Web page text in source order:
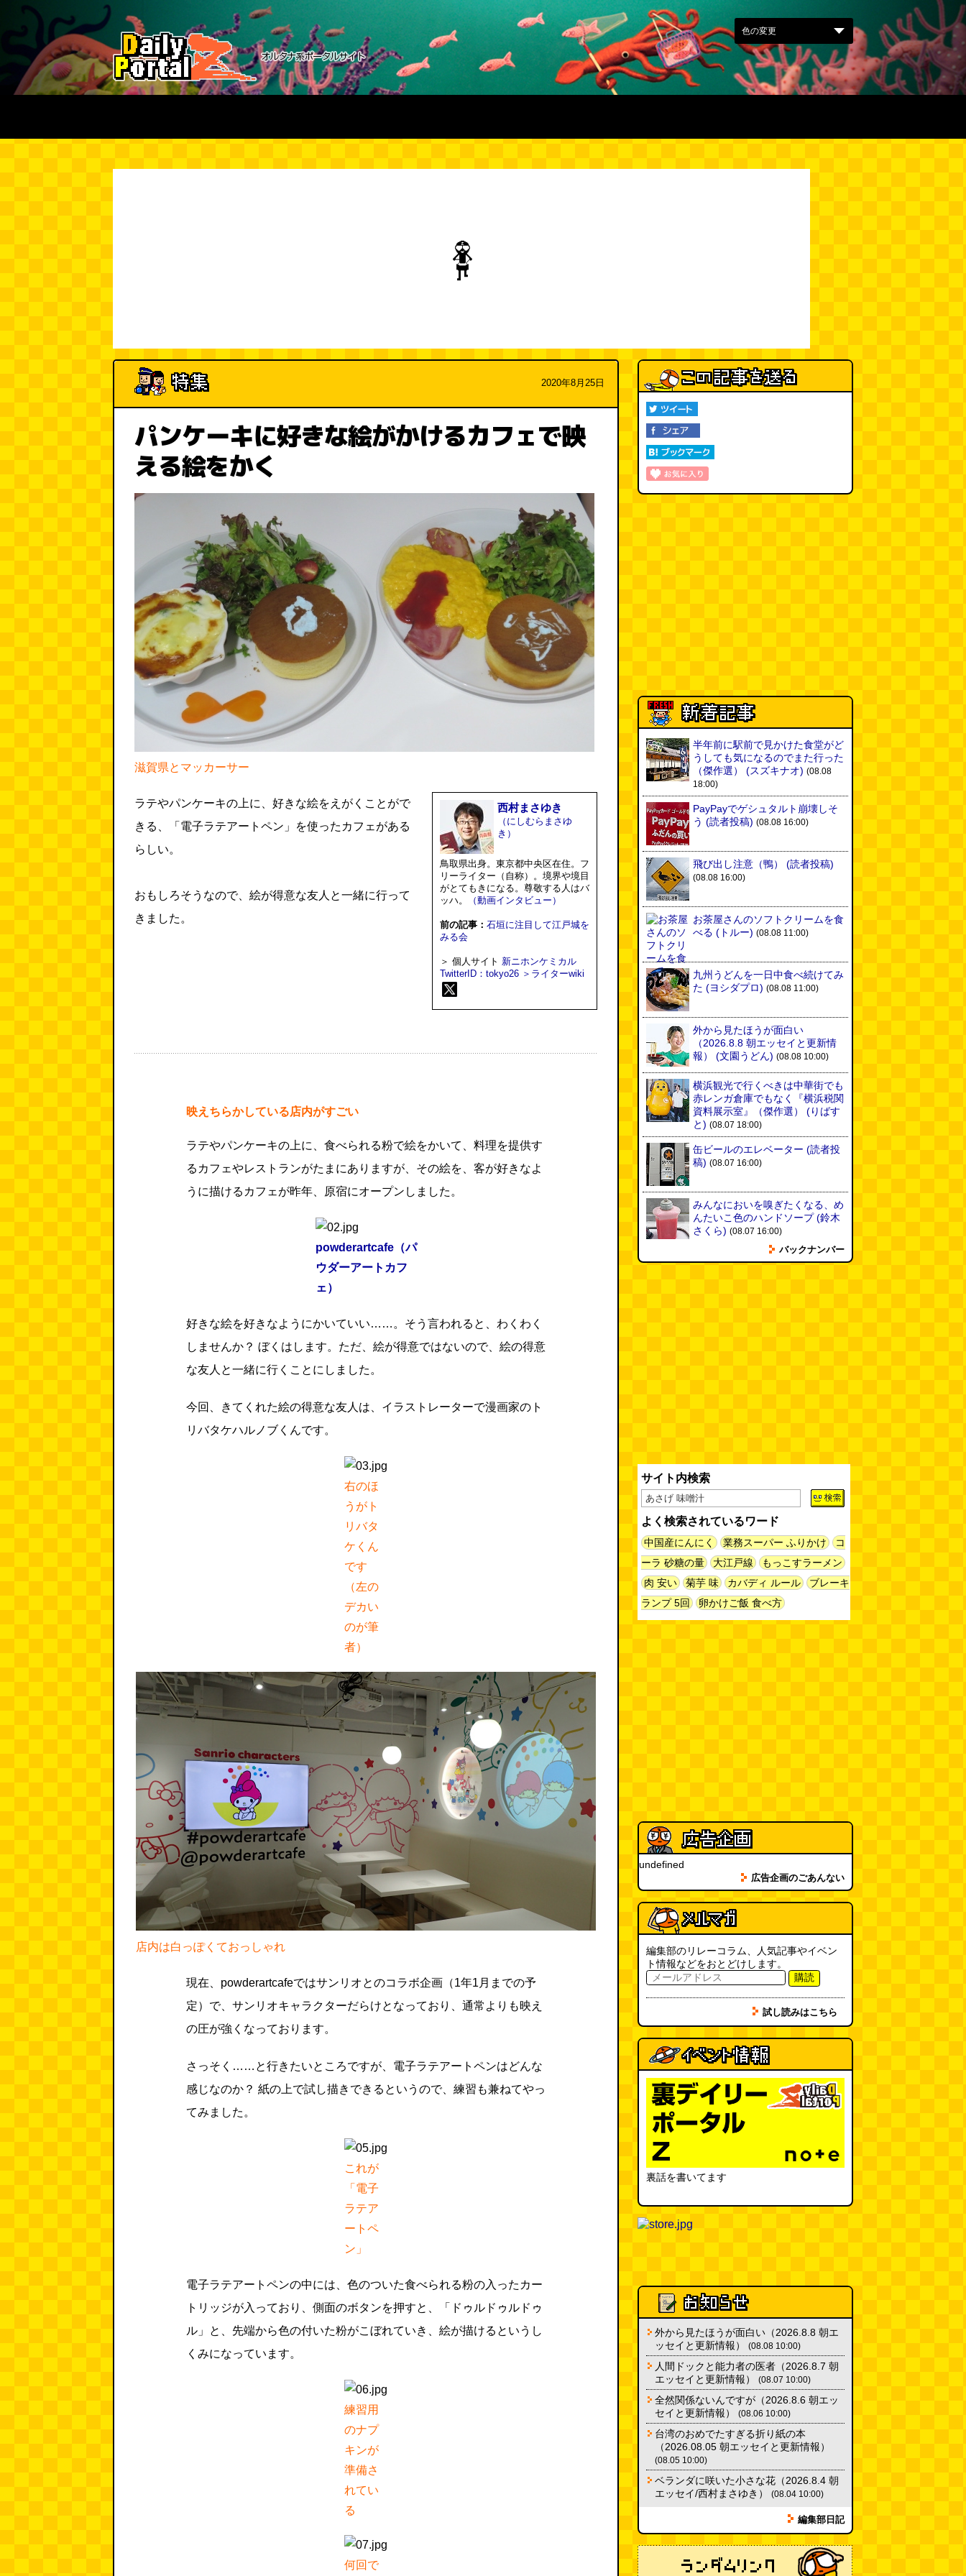
2020年8月25日
パンケーキに好きな絵がかけるカフェで映
える絵をかく
滋賀県とマッカーサー
ラテやパンケーキの上に、好きな絵をえがくことがで
きる、「電子ラテアートペン」を使ったカフェがある
らしい。
おもしろそうなので、絵が得意な友人と一緒に行って
きました。
西村まさゆき
（にしむらまさゆ
き）
鳥取県出身。東京都中央区在住。フ
リーライター（自称）。境界や境目
がとてもきになる。尊敬する人はバ
ッハ。
（動画インタビュー）
前の記事： 石垣に注目して江戸城を
みる会
＞ 個人サイト 新ニホンケミカル
TwitterID：tokyo26 ＞ライターwiki
映えちらかしている店内がすごい
ラテやパンケーキの上に、食べられる粉で絵をかいて、料理を提供す
るカフェやレストランがたまにありますが、その絵を、客が好きなよ
うに描けるカフェが昨年、原宿にオープンしました。
powderartcafe（パ
ウダーアートカフ
ェ）
好きな絵を好きなようにかいていい……。そう言われると、わくわく
しませんか？ ぼくはします。ただ、絵が得意ではないので、絵の得意
な友人と一緒に行くことにしました。
今回、きてくれた絵の得意な友人は、イラストレーターで漫画家のト
リバタケハルノブくんです。
右のほ
うがト
リバタ
ケくん
です
（左の
デカい
のが筆
者）
店内は白っぽくておっしゃれ
現在、powderartcafeではサンリオとのコラボ企画（1年1月までの予
定）で、サンリ オキャラクターだらけとなっており、通常よりも映え
の圧が強くなっております。
さっそく……と行きたいところですが、電子ラテアートペンはどんな
感じなのか？ 紙の上で試し描きできるというので、練習も兼ねてやっ
てみました。
これが
「電子
ラテア
ートペ
ン」
電子ラテアートペンの中には、色のついた食べられる粉の入ったカー
トリッジが入っており、側面のボタンを押すと、「ドゥルドゥルドゥ
ル」と、先端から色の付いた粉がこぼれていき、絵が描けるというし
くみになっています。
練習用
のナプ
キンが
準備さ
れてい
る
何回で
半年前に駅前で見かけた食堂がど
うしても気になるのでまた行った
（傑作選）
(スズキナオ) (08.08
18:00)
PayPayでゲシュタルト崩壊しそ
う (読者投稿) (08.08 16:00)
飛び出し注意（鴨） (読者投稿)
(08.08 16:00)
お茶屋さんのソフトクリームを食
べる (トルー) (08.08 11:00)
九州うどんを一日中食べ続けてみ
た (ヨシダプロ) (08.08 11:00)
外から見たほうが面白い
（2026.8.8 朝エッセイと更新情
報）
(文園うどん) (08.08 10:00)
横浜観光で行くべきは中華街でも
赤レンガ倉庫でもなく『横浜税関
資料展示室』（傑作選）
(りばす
と) (08.07 18:00)
缶ビールのエレベーター (読者投
稿) (08.07 16:00)
みんなにおいを嗅ぎたくなる、め
んたいこ色のハンドソープ(鈴木
さくら) (08.07 16:00)
平成のデニムペンケースを自作す
(08.06 18:00)
黄金トイレと金箔は触ると剥がれ
る
AirPodsProは超音波が聞こえる
(林雄司) (08.06 16:00)
姉がはまったガムランに自分もは
まってみる(まいしろ)
ヘアスタイルが3Dになっている
美容室の看板
16:00)
皿に乗った豚バラブロックの指輪
(べつやく れい) (08.05 16:00)
フエラムネをさらに笛っぽくした
らホイッスルになりました(爲房
新太朗) (08.05 11:00)
缶チューハイの内側の世界(パリ
ッコ)
台湾のおめでたすぎる折り紙の本
（2026.08.05 朝エッセイと更新
情報）(唐沢むぎこ) (08.05 10:00)
大きな唐揚げが乗ったチャーハン
～チャーハン部活動報告（傑作
選）(江ノ島茂道)
ちょこ煎がカインズPBで販売し
てました(読者投稿) (08.04 16:00)
世田谷区民会館行きのバスは1日
だった(ぼっちのazumiさん)
(08.04 11:00)
【大調査】現代人は普通に生活し
ていると一日に何曲聞くことにな
るのか？(石井公二) (08.04 11:00)
ベランダに咲いた小さな花
（2026.8.4 朝エッセイ/西村まさ
ゆき）(西村まさゆき)
10:00)
バックナンバー
サイト内検索
よく検索されているワード
中国産にんにく 業務スーパー ふりかけ
コ
ーラ 砂糖の量
大江戸線
もっこすラーメン
肉 安い
菊芋 味 カバディ ルール
ブレーキ
ランプ 5回
卵かけご飯 食べ方
undefined
広告企画のごあんない
編集部のリレーコラム、人気記事やイベン
ト情報などをおとどけします。
購読
試し読みはこちら
裏話を書いてます
外から見たほうが面白い（2026.8.8 朝エ
ッセイと更新情報）
(08.08 10:00)
人間ドックと能力者の医者（2026.8.7 朝
エッセイと更新情報）
(08.07 10:00)
全然関係ないんですが（2026.8.6 朝エッ
セイと更新情報）
(08.06 10:00)
台湾のおめでたすぎる折り紙の本
（2026.08.05 朝エッセイと更新情報）
(08.05 10:00)
ベランダに咲いた小さな花（2026.8.4 朝
エッセイ/西村まさゆき）
(08.04 10:00)
編集部日記